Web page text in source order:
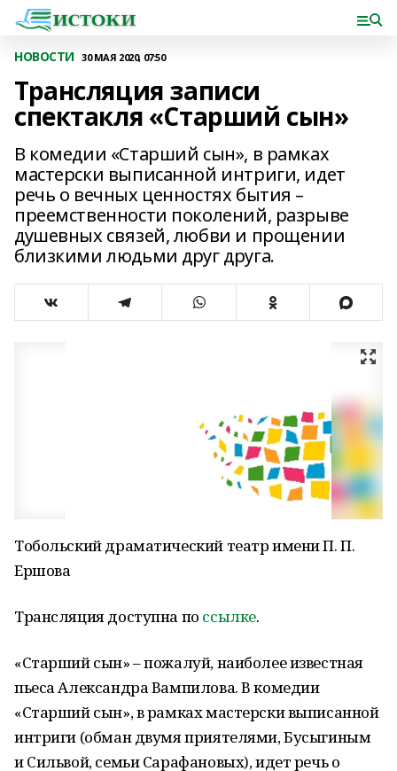
НОВОСТИ 30 МАЯ 2020, 07:50
Трансляция записи
спектакля «Старший сын»
В комедии «Старший сын», в рамках
мастерски выписанной интриги, идет
речь о вечных ценностях бытия –
преемственности поколений, разрыве
душевных связей, любви и прощении
близкими людьми друг друга.
Тобольский драматический театр имени П. П.
Ершова
Трансляция доступна по ссылке.
«Старший сын» – пожалуй, наиболее известная
пьеса Александра Вампилова. В комедии
«Старший сын», в рамках мастерски выписанной
интриги (обман двумя приятелями, Бусыгиным
и Сильвой, семьи Сарафановых), идет речь о